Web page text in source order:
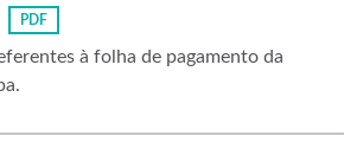
PDF
à folha de pagamento da